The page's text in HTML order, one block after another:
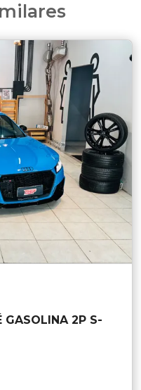
GASOLINA 2P S-